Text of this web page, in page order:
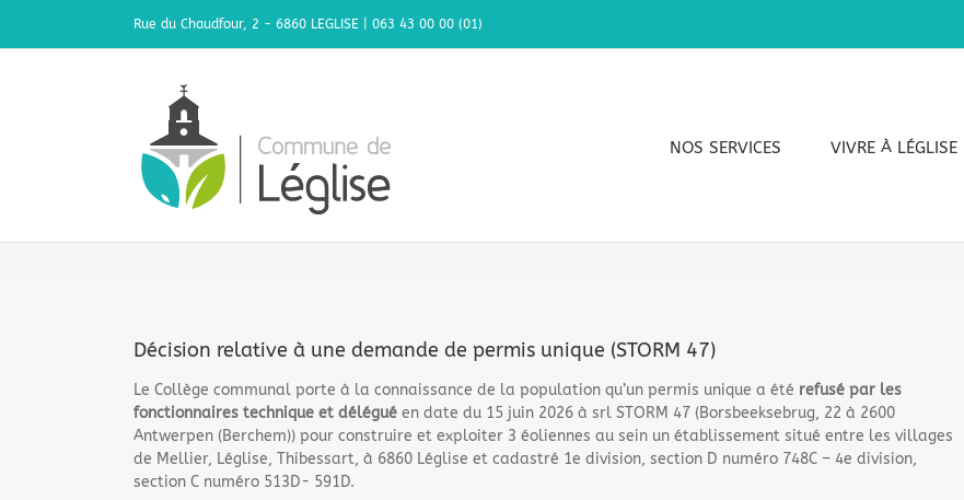
Rue du Chaudfour, 2 - 6860 LEGLISE | 063 43 00 00 (01)
NOS SERVICES VIVRE À LÉGLISE
Décision relative à une demande de permis unique (STORM 47)
Le Collège communal porte à la connaissance de la population qu’un permis unique a été refusé par les
fonctionnaires technique et délégué en date du 15 juin 2026 à srl STORM 47 (Borsbeeksebrug, 22 à 2600
Antwerpen (Berchem)) pour construire et exploiter 3 éoliennes au sein un établissement situé entre les villages
de Mellier, Léglise, Thibessart, à 6860 Léglise et cadastré 1e division, section D numéro 748C – 4e division,
section C numéro 513D- 591D.